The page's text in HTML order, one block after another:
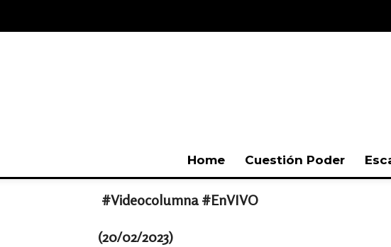
Home Cuestión Poder
#Videocolumna #EnVIVO
(20/02/2023)